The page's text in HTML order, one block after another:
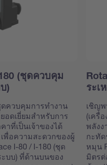
(ชุดควบคุม
)
ดควบคุมการทำงาน
อดเยี่ยมสำหรับการ
ที่เป็นเจ้าของได้
พื่อความสะดวกของผู้
I-80 / I-180 (ชุด
บบ) ที่ด้านบนของ
ระเ
เชิญ
(เครื่
พลัง
กะทัด
หมุน
มิตร